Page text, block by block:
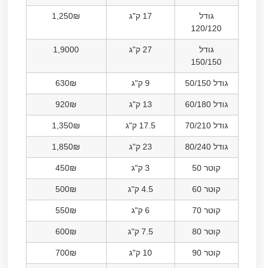
גודל
120/120
17 ק"ג 1,250₪
גודל
150/150
27 ק"ג 1,9000
גודל 50/150 9 ק"ג 630₪
גודל 60/180 13 ק"ג 920₪
גודל 70/210 17.5 ק"ג 1,350₪
גודל 80/240 23 ק"ג 1,850₪
קוטר 50 3 ק"ג 450₪
קוטר 60 4.5 ק"ג 500₪
קוטר 70 6 ק"ג 550₪
קוטר 80 7.5 ק"ג 600₪
קוטר 90 10 ק"ג 700₪